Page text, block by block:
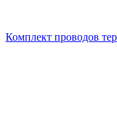
Комплект проводов